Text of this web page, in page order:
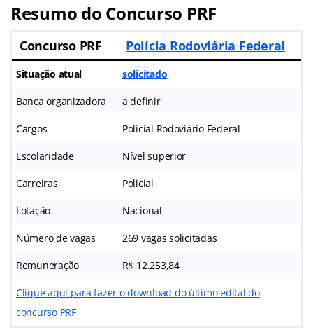
Resumo do Concurso PRF
Concurso PRF Polícia Rodoviária Federal
Situação atual solicitado
Banca organizadora a definir
Cargos Policial Rodoviário Federal
Escolaridade Nível superior
Carreiras Policial
Lotação Nacional
Número de vagas 269 vagas solicitadas
Remuneração R$ 12.253,84
Clique aqui para fazer o download do último edital do
concurso PRF